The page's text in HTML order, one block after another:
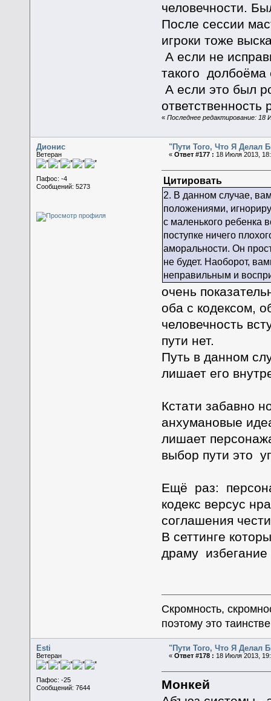
человечности.
После сессии
игроки тоже
А если не
такого долбоёма
А если это был
ответственность
« Последнее редактирование: 18
Дионис
Ветеран
Пафос: -4
Сообщений: 5273
"Пути Того, Что Я
«Ответ #177 : 18 Июля 2013,
Цитировать
2. В данном случае,
положениями,
с маленького ребенка
поступке ничего
аморальности. Он
не будет. Наоборот,
неправильным и
очень
оба с кодексом,
человечность
пути нет.
Путь в данном
лишает его
Кстати забавно
анхумановые
лишает
выбор пути это
Ещё раз:
кодекс версус
соглашения
В сеттинге
драму избегание
Скромность,
поэтому это
Esti
Ветеран
Пафос: -25
Сообщений: 7644
"Пути Того, Что Я
«Ответ #178 : 18 Июля 2013,
Монкей